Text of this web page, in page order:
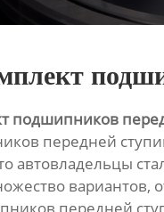
подшипников
передней
автовладельцы
вариантов,